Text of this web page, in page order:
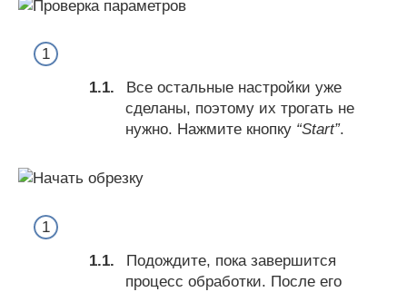
Все остальные настройки уже
сделаны, поэтому их трогать не
нужно. Нажмите кнопку “Start”.
Подождите, пока завершится
процесс обработки. После его